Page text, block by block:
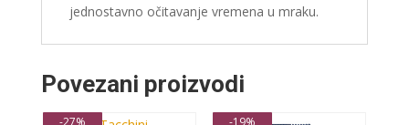
jednostavno očitavanje vremena u mraku.
Povezani proizvodi
-27% -19%